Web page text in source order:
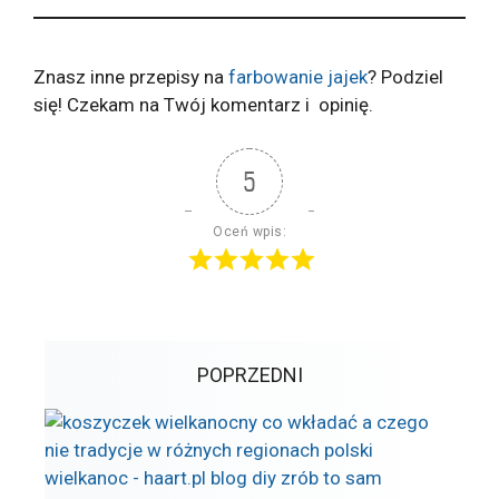
Znasz inne przepisy na farbowanie jajek? Podziel
się! Czekam na Twój komentarz i opinię.
5
Oceń wpis:
POPRZEDNI